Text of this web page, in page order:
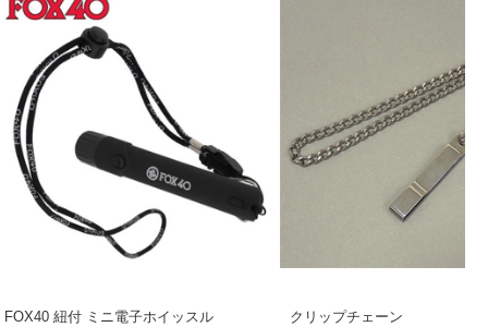
FOX40 紐付 ミニ電子ホイッスル クリップチェーン